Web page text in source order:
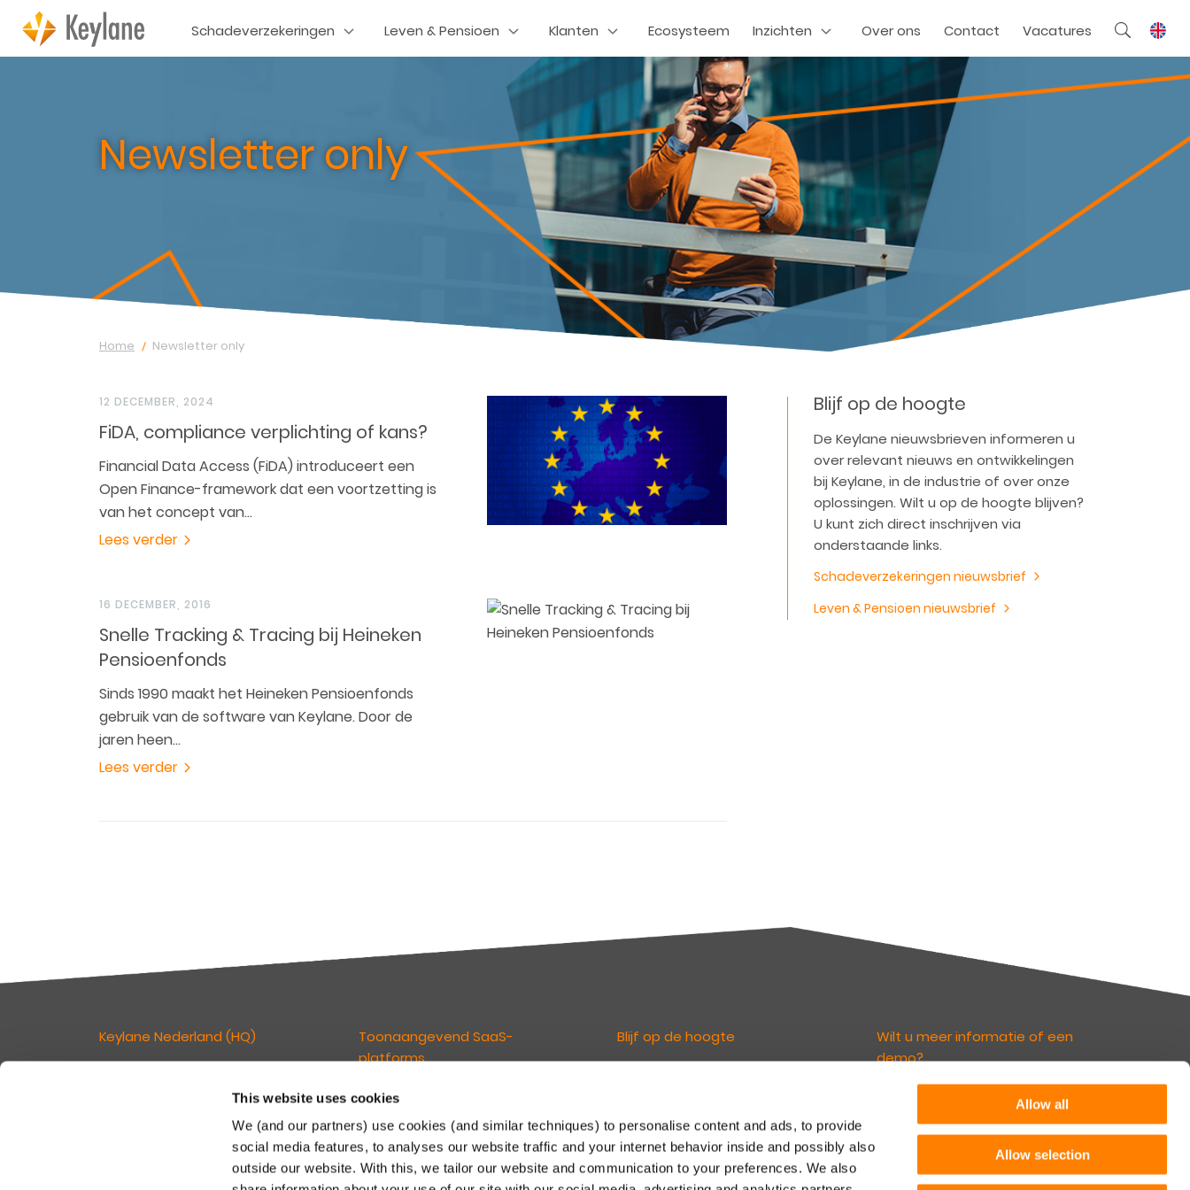
This website uses cookies
We (and our partners) use cookies (and similar techniques) to personalise content and ads, to provide
social media features, to analyses our website traffic and your internet behavior inside and possibly also
outside our website. With this, we tailor our website and communication to your preferences. We also
Allow all
Allow selection
Schadeverzekeringen Leven & Pensioen Klanten Ecosysteem Inzichten Over ons Contact Vacatures
Newsletter only
Home Newsletter only
12 DECEMBER, 2024
FiDA, compliance verplichting of kans?
Financial Data Access (FiDA) introduceert een
Open Finance-framework dat een voortzetting is
van het concept van…
Lees verder
16 DECEMBER, 2016
Snelle Tracking & Tracing bij Heineken
Pensioenfonds
Sinds 1990 maakt het Heineken Pensioenfonds
gebruik van de software van Keylane. Door de
jaren heen…
Lees verder
Blijf op de hoogte
De Keylane nieuwsbrieven informeren u
over relevant nieuws en ontwikkelingen
bij Keylane, in de industrie of over onze
oplossingen. Wilt u op de hoogte blijven?
U kunt zich direct inschrijven via
onderstaande links.
Schadeverzekeringen nieuwsbrief
Leven & Pensioen nieuwsbrief
Keylane Nederland (HQ)
Bezoek de contactpagina voor een
compleet overzicht van onze
Toonaangevend SaaS-
platforms
Wij geloven dat technologie de
verzekerings- en pensioensector
kan veranderen. En maken het onze
klanten mogelijk om te innoveren en
tegelijkertijd concurrerend te blijven
Blijf op de hoogte
en ontwikkelingen. U kunt zich direct
inschrijven via onderstaande links.
Maak een keuze uit de nieuwsbrief
voor Schadeverzekeringen of Leven
Wilt u meer informatie of een
demo?
Volg ons